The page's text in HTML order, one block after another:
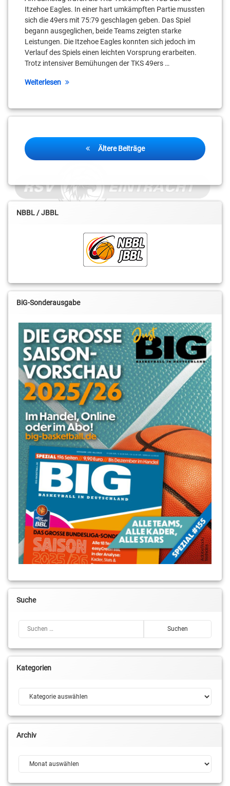
Itzehoe Eagles. In einer hart umkämpften Partie mussten
sich die 49ers mit 75:79 geschlagen geben. Das Spiel
begann ausgeglichen, beide Teams zeigten starke
Leistungen. Die Itzehoe Eagles konnten sich jedoch im
Verlauf des Spiels einen leichten Vorsprung erarbeiten.
Trotz intensiver Bemühungen der TKS 49ers …
Weiterlesen
Beitragsnavigation
Ältere Beiträge
NBBL / JBBL
BiG-Sonderausgabe
Suche
Kategorien
Kategorien
Archiv
Archiv